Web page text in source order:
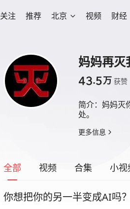
关注 推荐 北京 视频 财经
妈妈再灭
43.5万 获赞
简介： 妈妈灭
处。
更多信息
全部 视频 合集 小视
你想把你的另一半变成AI吗？